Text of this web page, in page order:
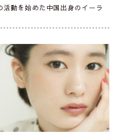
動を始めた中国出身のイーラ